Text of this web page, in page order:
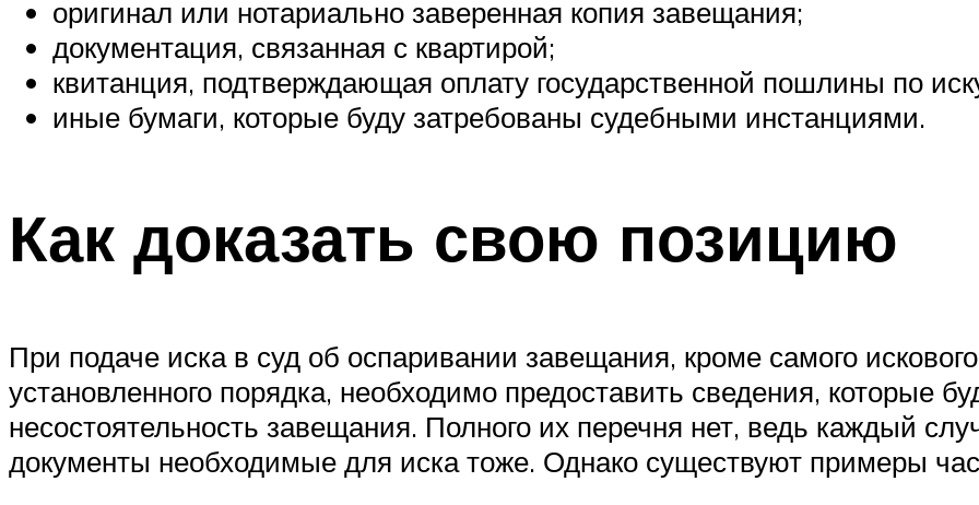
оригинал или нотариально заверенная копия завещания;
документация, связанная с квартирой;
квитанция, подтверждающая оплату государственной пошлины по
иные бумаги, которые буду затребованы судебными инстанциями.
Как доказать свою позицию
При подаче иска в суд об оспаривании завещания, кроме самого
установленного порядка, необходимо предоставить сведения, которые
несостоятельность завещания. Полного их перечня нет, ведь каждый
документы необходимые для иска тоже. Однако существуют примеры